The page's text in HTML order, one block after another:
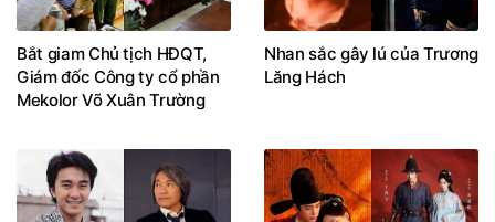
Bắt giam Chủ tịch HĐQT,
Giám đốc Công ty cổ phần
Mekolor Võ Xuân Trường
Nhan sắc gây lú của Trương
Lăng Hách